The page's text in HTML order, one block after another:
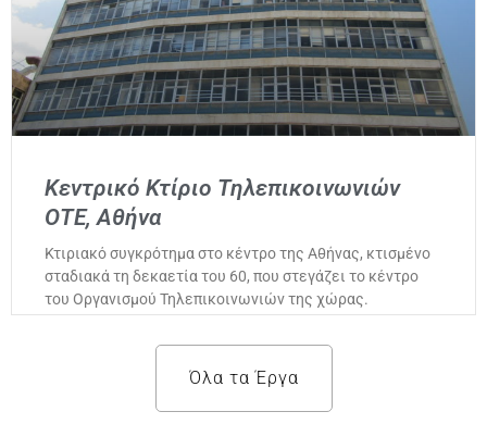
Κεντρικό Κτίριο Τηλεπικοινωνιών
ΟΤΕ, Αθήνα
Κτιριακό συγκρότημα στο κέντρο της Αθήνας, κτισμένο
σταδιακά τη δεκαετία του 60, που στεγάζει το κέντρο
του Οργανισμού Τηλεπικοινωνιών της χώρας.
Όλα τα Έργα